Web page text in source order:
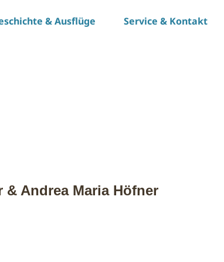
& Ausflüge Service & Kontakt
& Andrea Maria Höfner